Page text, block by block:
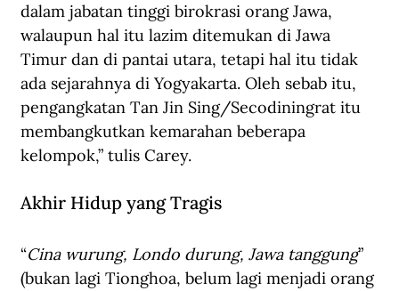
dalam jabatan tinggi birokrasi orang Jawa,
walaupun hal itu lazim ditemukan di Jawa
Timur dan di pantai utara, tetapi hal itu tidak
ada sejarahnya di Yogyakarta. Oleh sebab itu,
pengangkatan Tan Jin Sing/Secodiningrat itu
membangkutkan kemarahan beberapa
kelompok,” tulis Carey.
Akhir Hidup yang Tragis
“Cina wurung, Londo durung, Jawa tanggung”
(bukan lagi Tionghoa, belum lagi menjadi orang